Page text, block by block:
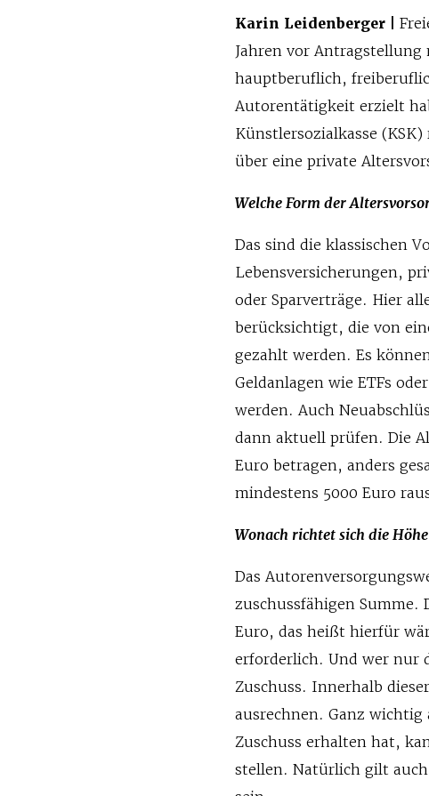
Karin Leidenberger |
Jahren vor Antragstellung
hauptberuflich,
Autorentätigkeit erzielt
Künstlersozialkasse
über eine private
Welche Form der
Das sind die klassischen
Lebensversicherungen,
oder Sparverträge. Hier
berücksichtigt, die von
gezahlt werden. Es
Geldanlagen wie ETFs
werden. Auch
dann aktuell prüfen. Die
Euro betragen, anders
mindestens 5000 Euro
Wonach richtet sich die
Das
zuschussfähigen Summe.
Euro, das heißt hierfür
erforderlich. Und wer nur
Zuschuss. Innerhalb
ausrechnen. Ganz wichtig
Zuschuss erhalten hat,
stellen. Natürlich gilt